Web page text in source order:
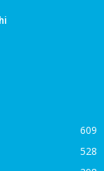
609
528